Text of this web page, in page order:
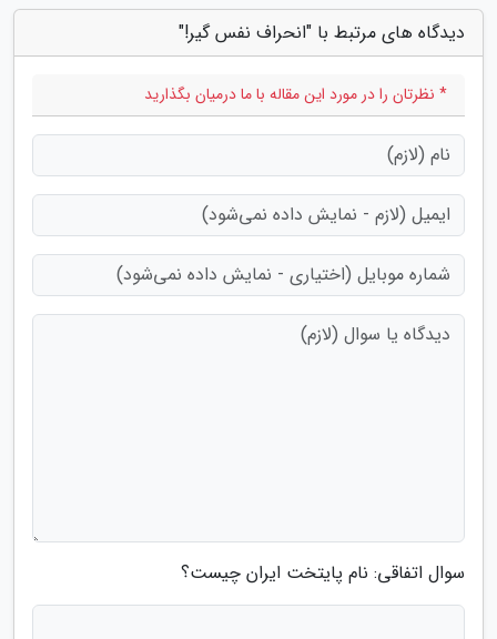
دیدگاه های مرتبط با "انحراف نفس گیر!"
* نظرتان را در مورد این مقاله با ما درمیان بگذارید
سوال اتفاقی: نام پایتخت ایران چیست؟